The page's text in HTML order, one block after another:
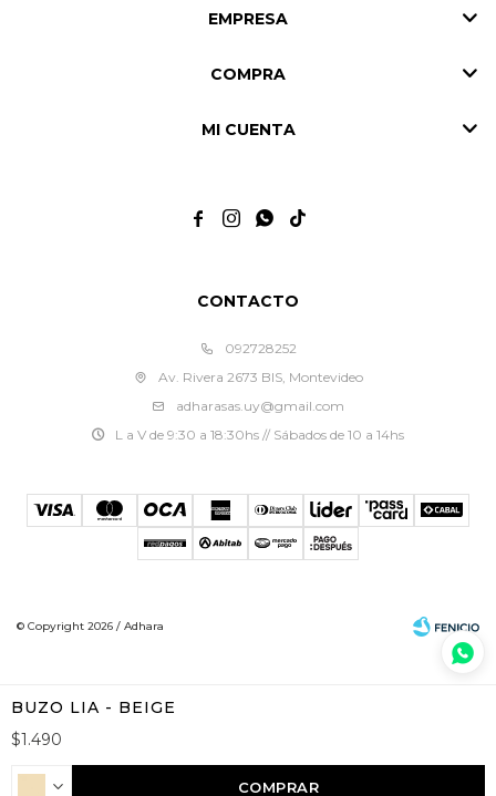
BUZO LIA - BEIGE
$1.490
COMPRAR
CONTACTO
092728252
Av. Rivera 2673 BIS, Montevideo
adharasas.uy@gmail.com
L a V de 9:30 a 18:30hs // Sábados de 10 a 14hs
EMPRESA
COMPRA
MI CUENTA
   
© Copyright 2026 / Adhara